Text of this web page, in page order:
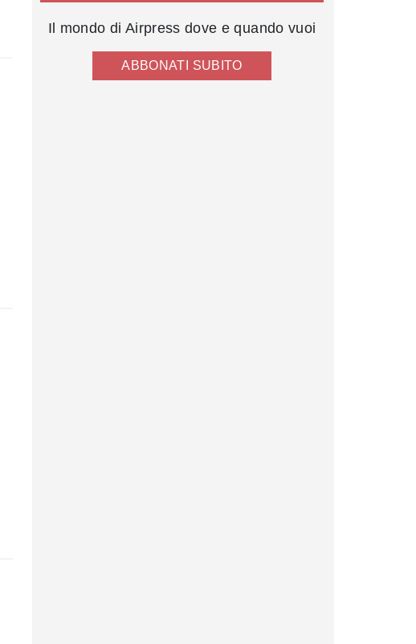
Il mondo di Airpress dove e quando vuoi
ABBONATI SUBITO